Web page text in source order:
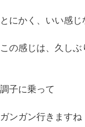
とにかく、いい感じ
この感じは、久しぶ
調子に乗って
ガンガン行きますね